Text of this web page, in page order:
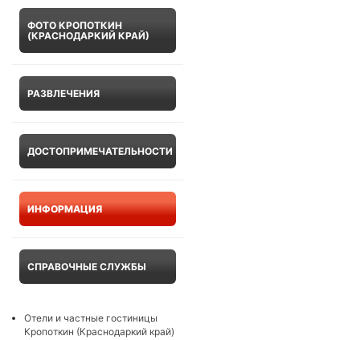
ФОТО КРОПОТКИН
(КРАСНОДАРКИЙ КРАЙ)
РАЗВЛЕЧЕНИЯ
ДОСТОПРИМЕЧАТЕЛЬНОСТИ
ИНФОРМАЦИЯ
СПРАВОЧНЫЕ СЛУЖБЫ
Отели и частные гостиницы
Кропоткин (Краснодаркий край)